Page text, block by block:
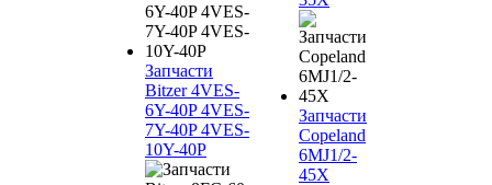
Запчасти
Bitzer 4VES-
6Y-40P 4VES-
7Y-40P 4VES-
10Y-40P
Запчасти
Copeland
6MJ1/2-
45X